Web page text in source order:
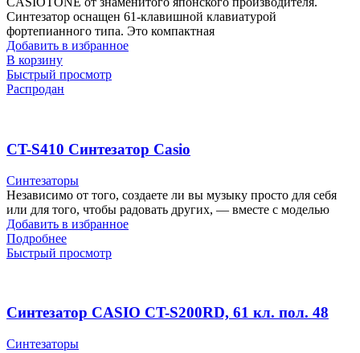
Синтезатор оснащен 61-клавишной клавиатурой
фортепианного типа. Это компактная
Добавить в избранное
В корзину
Быстрый просмотр
Распродан
CT-S410 Синтезатор Casio
Синтезаторы
Независимо от того, создаете ли вы музыку просто для себя
или для того, чтобы радовать других, — вместе с моделью
Добавить в избранное
Подробнее
Быстрый просмотр
Синтезатор CASIO CT-S200RD, 61 кл. пол. 48
Синтезаторы